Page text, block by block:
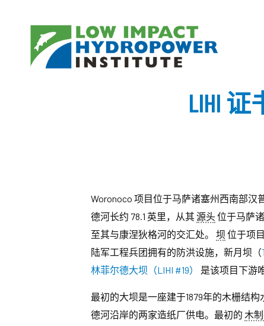
LIHI
Woronoco 项目位于马萨诸塞州西南部
德河长约 78.1 英里，从其源头位于马萨
至其与康涅狄格河的交汇处。 坝 位于项
陆军工程兵团拥有的防洪设施，新月坝（
林菲尔德大坝（LIHI #19）
是该项目下游
最初的大坝是一座建于1879年的木栅结
德河沿岸的两家造纸厂供电。最初的 木